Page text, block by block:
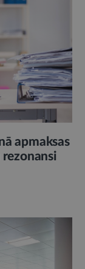
apmaksas
rezonansi